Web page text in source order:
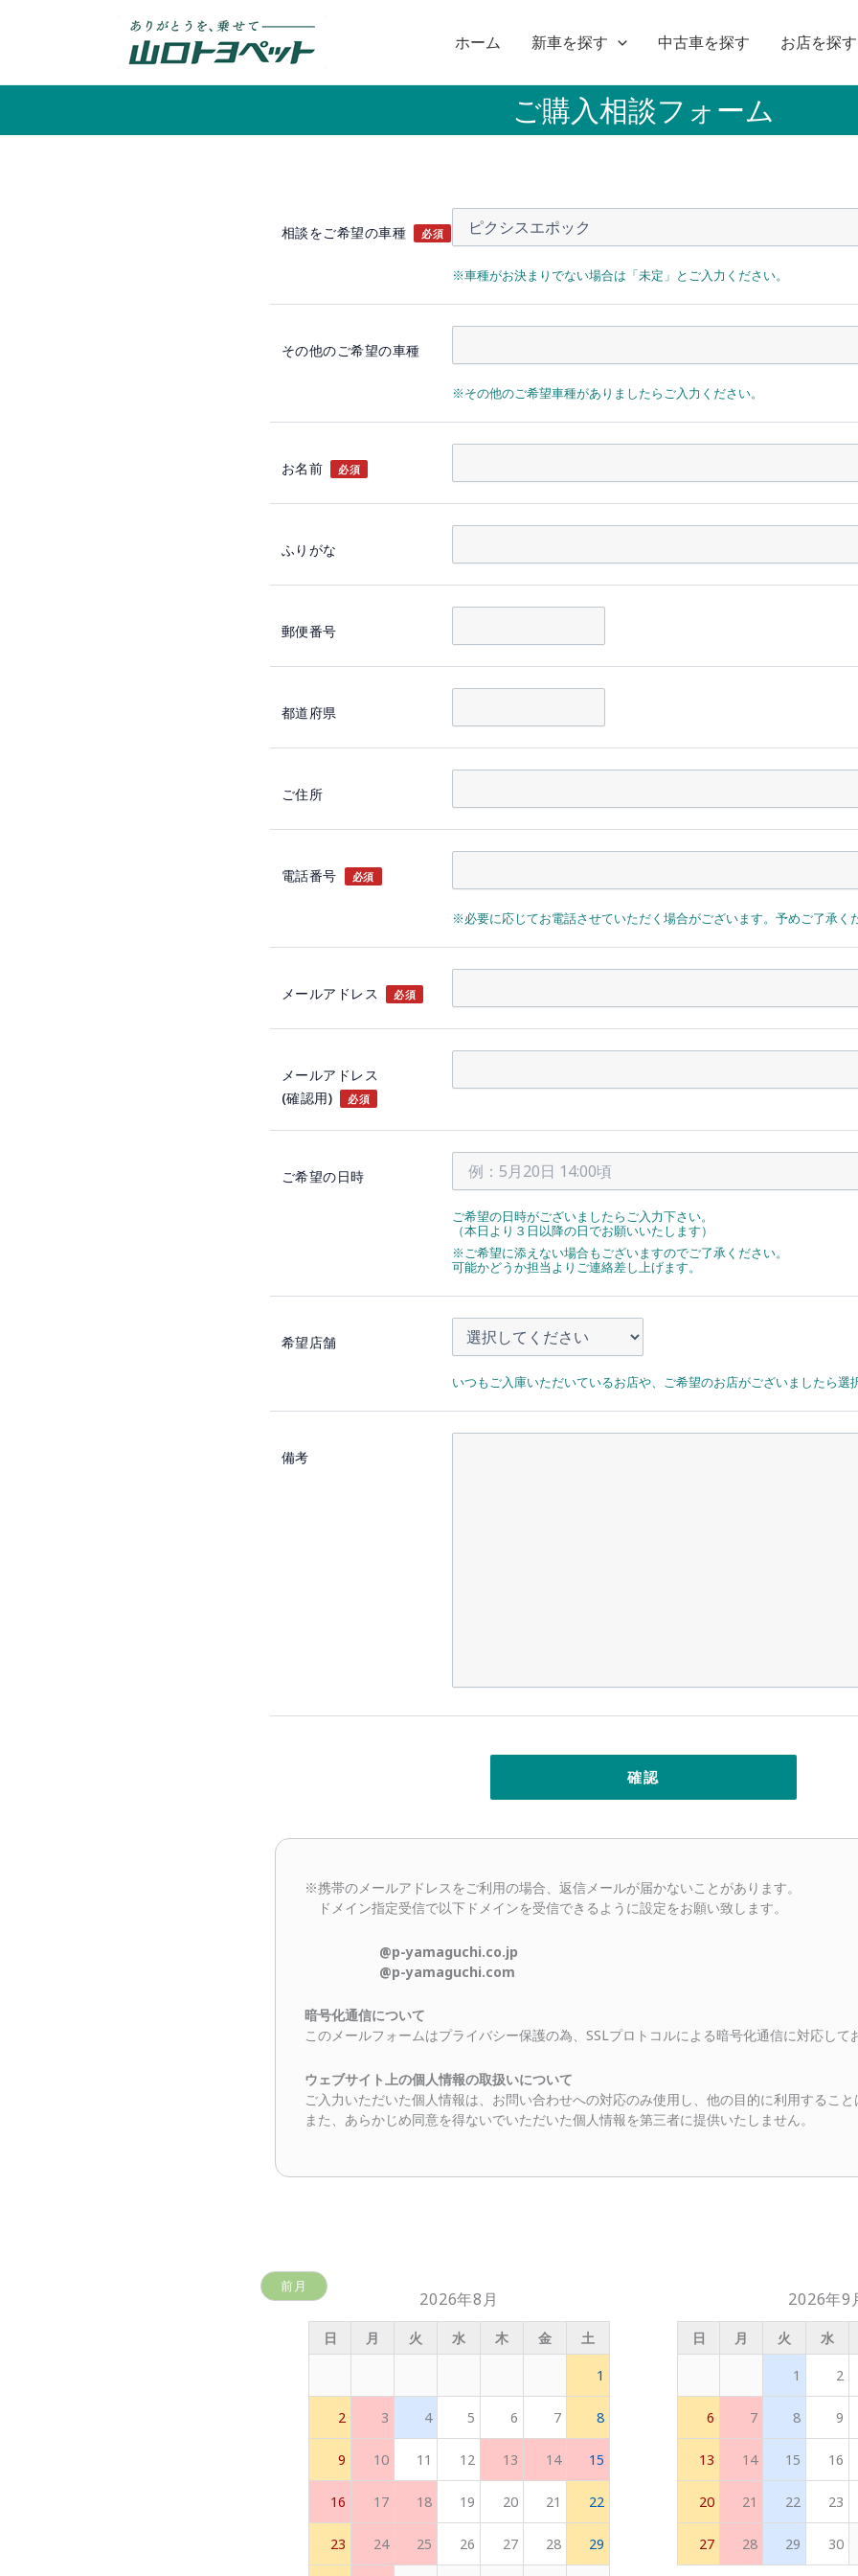
ス
ッ
ホーム 新車を探す 中古車を探す お店を探す
ご購入相談フォーム
相談をご希望の車種 必須
※車種がお決まりでない場合は「未定」とご入力ください。
その他のご希望の車種
※その他のご希望車種がありましたらご入力ください。
お名前 必須
ふりがな
郵便番号
都道府県
ご住所
電話番号 必須
※必要に応じてお電話させていただく場合がございます。予めご了承く
メールアドレス 必須
メールアドレス
(確認用)
必須
ご希望の日時
ご希望の日時がございましたらご入力下さい。
（本日より３日以降の日でお願いいたします）
※ご希望に添えない場合もございますのでご了承ください。
可能かどうか担当よりご連絡差し上げます。
希望店舗
いつもご入庫いただいているお店や、ご希望のお店がございましたら選
備考
※携帯のメールアドレスをご利用の場合、返信メールが届かないことがあります。
ドメイン指定受信で以下ドメインを受信できるように設定をお願い致します。
@p-yamaguchi.co.jp
@p-yamaguchi.com
暗号化通信について
このメールフォームはプライバシー保護の為、SSLプロトコルによる暗号化通信に対応して
ウェブサイト上の個人情報の取扱いについて
ご入力いただいた個人情報は、お問い合わせへの対応のみ使用し、他の目的に利用するこ
また、あらかじめ同意を得ないでいただいた個人情報を第三者に提供いたしません。
前月
2026年8月
日 月 火 水 木 金 土
1
2 3 4 5 6 7 8
9 10 11 12 13 14 15
16 17 18 19 20 21 22
23 24 25 26 27 28 29
2026年9
日 月 火 水
1 2
6 7 8 9
13 14 15 16
20 21 22 23
27 28 29 30